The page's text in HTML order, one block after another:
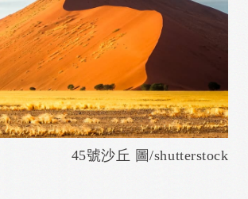
45號沙丘 圖/shutterstock